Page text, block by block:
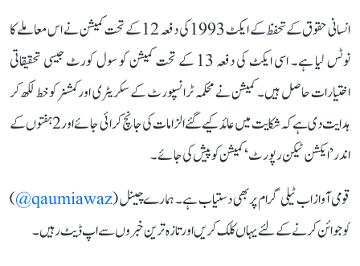
انسانی حقوق کے تحفظ کے ایکٹ 1993 کی دفعہ 12 کے تحت کمیشن نے اس معاملے کا
نوٹس لیا ہے۔ اسی ایکٹ کی دفعہ 13 کے تحت کمیشن کو سول کورٹ جیسی تحقیقاتی
اختیارات حاصل ہیں۔ کمیشن نے محکمہ ٹرانسپورٹ کے سکریٹری اور کمشنر کو خط لکھ کر
ہدایت دی ہے کہ شکایت میں عائد کیے گئے الزامات کی جانچ کرائی جائے اور 2 ہفتوں کے
اندر ’ایکشن ٹیکن رپورٹ‘ کمیشن کو پیش کی جائے۔
قومی آواز اب ٹیلی گرام پر بھی دستیاب ہے۔ ہمارے چینل (qaumiawaz@
)
کو جوائن کرنے کے لئے یہاں کلک کریں اور تازہ ترین خبروں سے اپ ڈیٹ رہیں۔